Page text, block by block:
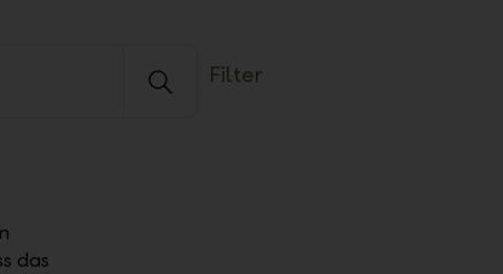
Filter
das